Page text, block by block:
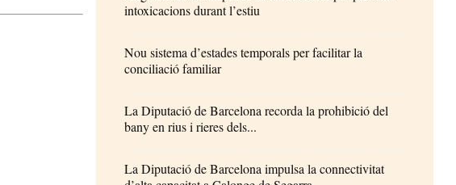
intoxicacions durant l’estiu
Nou sistema d’estades temporals per facilitar la
conciliació familiar
La Diputació de Barcelona recorda la prohibició del
bany en rius i rieres dels...
La Diputació de Barcelona impulsa la connectivitat